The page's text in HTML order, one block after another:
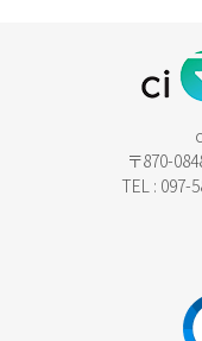
〒870-
TEL : 097-